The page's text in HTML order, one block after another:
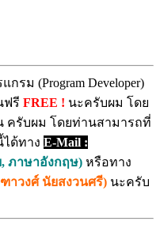
รม (Program Developer)
ฟรี FREE ! นะครับผม โดย
ครับผม โดยท่านสามารถที่
ด้ทาง E-Mail :
ภาษาอังกฤษ) หรือทาง
าวงศ์ นัยสงวนศรี) นะครับ